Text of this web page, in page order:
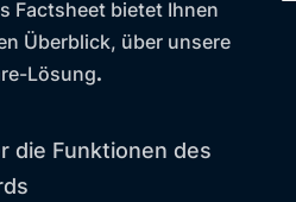
Factsheet bietet Ihnen
Überblick, über unsere
Lösung.
die Funktionen des